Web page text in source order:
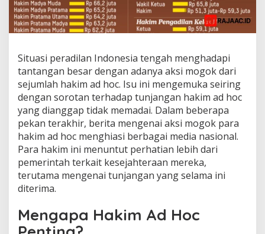
Situasi peradilan Indonesia tengah menghadapi
tantangan besar dengan adanya aksi mogok dari
sejumlah hakim ad hoc. Isu ini mengemuka seiring
dengan sorotan terhadap tunjangan hakim ad hoc
yang dianggap tidak memadai. Dalam beberapa
pekan terakhir, berita mengenai aksi mogok para
hakim ad hoc menghiasi berbagai media nasional.
Para hakim ini menuntut perhatian lebih dari
pemerintah terkait kesejahteraan mereka,
terutama mengenai tunjangan yang selama ini
diterima.
Mengapa Hakim Ad Hoc